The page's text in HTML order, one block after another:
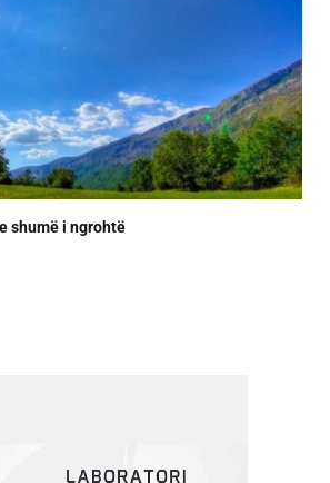
shumë i ngrohtë